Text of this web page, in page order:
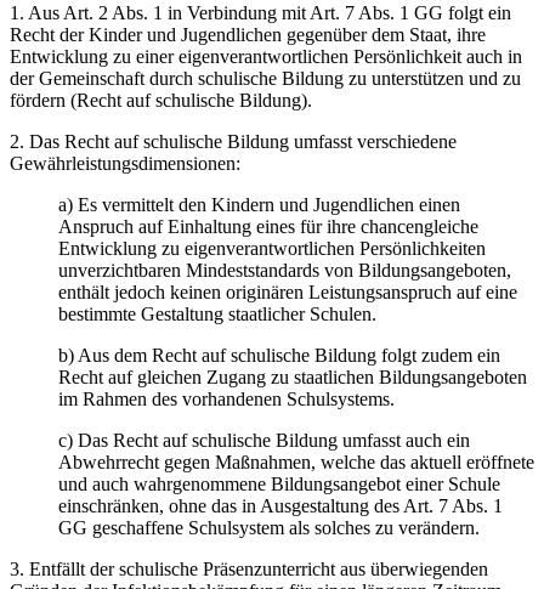
1. Aus Art. 2 Abs. 1 in Verbindung mit Art. 7 Abs. 1 GG folgt ein
Recht der Kinder und Jugendlichen gegenüber dem Staat, ihre
Entwicklung zu einer eigenverantwortlichen Persönlichkeit auch in
der Gemeinschaft durch schulische Bildung zu unterstützen und zu
fördern (Recht auf schulische Bildung).
2. Das Recht auf schulische Bildung umfasst verschiedene
Gewährleistungsdimensionen:
a) Es vermittelt den Kindern und Jugendlichen einen
Anspruch auf Einhaltung eines für ihre chancengleiche
Entwicklung zu eigenverantwortlichen Persönlichkeiten
unverzichtbaren Mindeststandards von Bildungsangeboten,
enthält jedoch keinen originären Leistungsanspruch auf eine
bestimmte Gestaltung staatlicher Schulen.
b) Aus dem Recht auf schulische Bildung folgt zudem ein
Recht auf gleichen Zugang zu staatlichen Bildungsangeboten
im Rahmen des vorhandenen Schulsystems.
c) Das Recht auf schulische Bildung umfasst auch ein
Abwehrrecht gegen Maßnahmen, welche das aktuell eröffnete
und auch wahrgenommene Bildungsangebot einer Schule
einschränken, ohne das in Ausgestaltung des Art. 7 Abs. 1
GG geschaffene Schulsystem als solches zu verändern.
3. Entfällt der schulische Präsenzunterricht aus überwiegenden